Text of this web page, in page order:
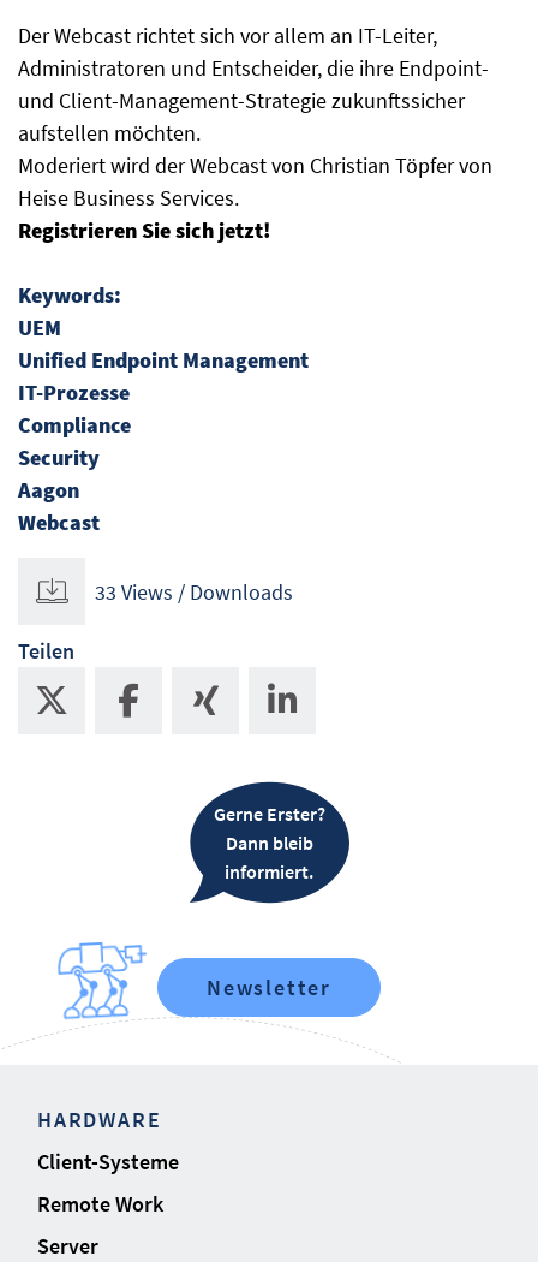
Der Webcast richtet sich vor allem an IT-Leiter,
Administratoren und Entscheider, die ihre Endpoint-
und Client-Management-Strategie zukunftssicher
aufstellen möchten.
Moderiert wird der Webcast von Christian Töpfer von
Heise Business Services.
Registrieren Sie sich jetzt!
Keywords:
UEM
Unified Endpoint Management
IT-Prozesse
Compliance
Security
Aagon
Webcast
33 Views / Downloads
Teilen
Gerne Erster?
Dann bleib
informiert.
Newsletter
HARDWARE
Client-Systeme
Remote Work
Server